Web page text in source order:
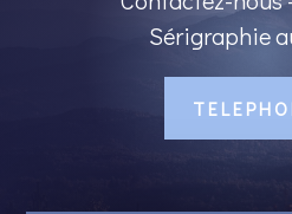
Sérigraphie